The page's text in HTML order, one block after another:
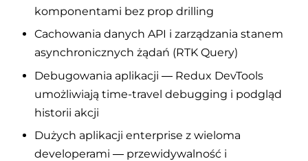
komponentami bez prop drilling
Cachowania danych API i zarządzania stanem
asynchronicznych żądań (RTK Query)
Debugowania aplikacji — Redux DevTools
umożliwiają time-travel debugging i podgląd
historii akcji
Dużych aplikacji enterprise z wieloma
developerami — przewidywalność i